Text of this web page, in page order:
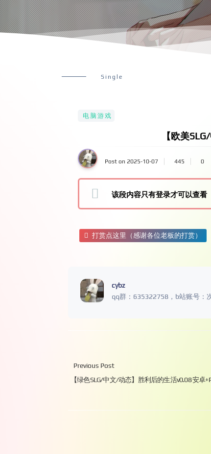
Single
电脑游戏
【欧美
Post on 2025-10-07 445 0
该段内容只有登录才可以查看
打赏点这里（感谢各位老板的打赏）
cybz
qq群：635322758，b站账号：
Previous Post
【绿色SLG/中文/动态】胜利后的生活v0.08 安卓